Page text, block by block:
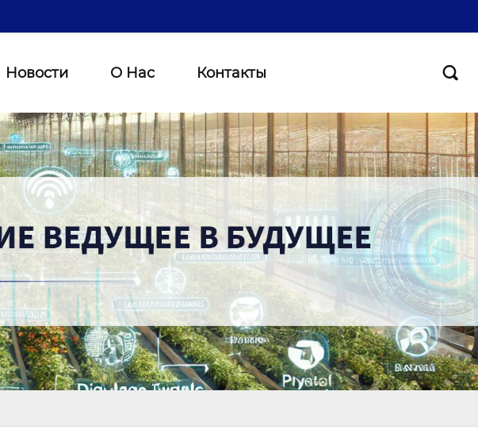
Новости О Нас Контакты 